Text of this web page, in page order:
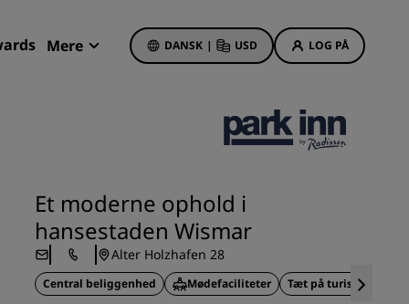
Mere DANSK | USD LOG PÅ
Få bonuspoint som nyt medlem
Deals of the Day
Book på forhånd
Se vores pakker
Et moderne ophold i
hansestaden Wismar
Alter Holzhafen 28
Central beliggenhed Mødefaciliteter Tæt på